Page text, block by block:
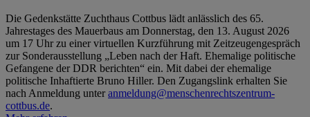
Die Gedenkstätte Zuchthaus Cottbus lädt anlässlich des 65.
Jahrestages des Mauerbaus am Donnerstag, den 13. August 2026
um 17 Uhr zu einer virtuellen Kurzführung mit Zeitzeugengespräch
zur Sonderausstellung „Leben nach der Haft. Ehemalige politische
Gefangene der DDR berichten“ ein. Mit dabei der ehemalige
politische Inhaftierte Bruno Hiller. Den Zugangslink erhalten Sie
nach Anmeldung unteranmeldung@menschenrechtszentrum-
cottbus.de.